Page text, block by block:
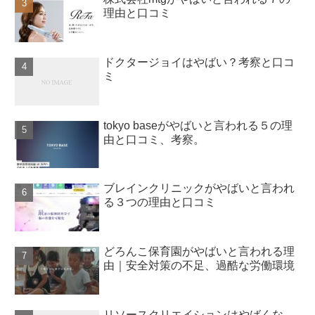
理由と口コミ
ドクタージョイはやばい？考察と口コ
ミ
tokyo baseがやばいと言われる５の理
由と口コミ、考察。
ブレインクリニックがやばいと言われ
る３つの理由と口コミ
どろんこ保育園がやばいと言われる理
由｜安全対策の不足、過酷な労働環境